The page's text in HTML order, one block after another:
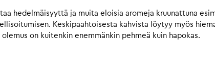
hedelmäisyyttä ja muita eloisia aromeja kruunattuna
Keskipaahtoisesta kahvista löytyy myös
on kuitenkin enemmänkin pehmeä kuin hapokas.